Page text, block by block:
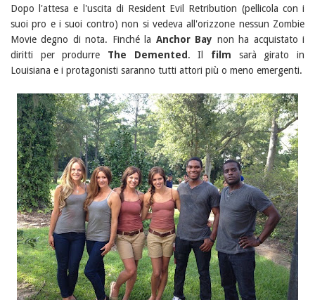
Dopo l'attesa e l'uscita di Resident Evil Retribution (pellicola con i
suoi pro e i suoi contro) non si vedeva all'orizzone nessun Zombie
Movie degno di nota. Finché la Anchor Bay non ha acquistato i
diritti per produrre The Demented. Il film sarà girato in
Louisiana e i protagonisti saranno tutti attori più o meno emergenti.